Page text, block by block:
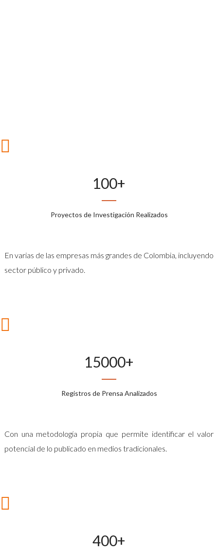
100+
Proyectos de Investigación Realizados
En varias de las empresas más grandes de Colombia, incluyendo
sector público y privado.
15000+
Registros de Prensa Analizados
Con una metodología propia que permite identificar el valor
potencial de lo publicado en medios tradicionales.
400+